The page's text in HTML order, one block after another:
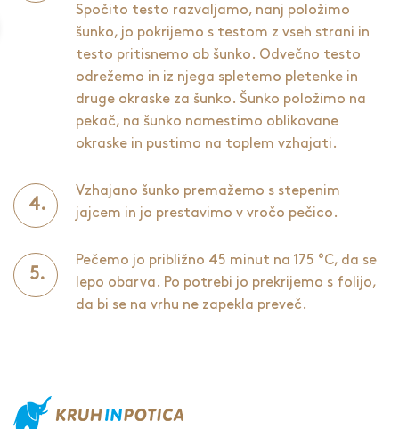
Spočito testo razvaljamo, nanj položimo
šunko, jo pokrijemo s testom z vseh strani in
testo pritisnemo ob šunko. Odvečno testo
odrežemo in iz njega spletemo pletenke in
druge okraske za šunko. Šunko položimo na
pekač, na šunko namestimo oblikovane
okraske in pustimo na toplem vzhajati.
Vzhajano šunko premažemo s stepenim
jajcem in jo prestavimo v vročo pečico.
Pečemo jo približno 45 minut na 175 °C, da se
lepo obarva. Po potrebi jo prekrijemo s folijo,
da bi se na vrhu ne zapekla preveč.